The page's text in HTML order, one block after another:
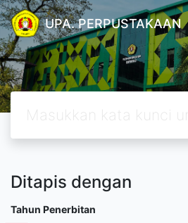
UPA. PERPUSTAKAAN
Ditapis dengan
Tahun Penerbitan